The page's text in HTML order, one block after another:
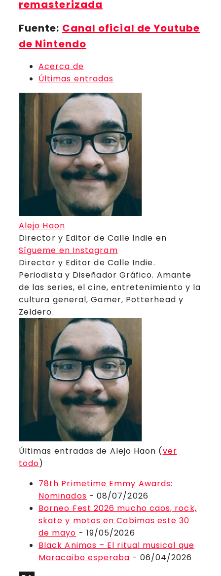
remasterizada
Fuente: Canal oficial de Youtube
de Nintendo
Acerca de
Últimas entradas
Alejo Haon
Director y Editor de Calle Indie en
Sígueme en Instagram
Director y Editor de Calle Indie.
Periodista y Diseñador Gráfico. Amante
de las series, el cine, entretenimiento y la
cultura general, Gamer, Potterhead y
Zeldero.
Últimas entradas de Alejo Haon (ver
todo)
78th Primetime Emmy Awards:
Nominados - 08/07/2026
Borneo Fest 2026 mucho caos, rock,
skate y motos en Cabimas este 30
de mayo - 19/05/2026
Black Animas – El ritual musical que
Maracaibo esperaba - 06/04/2026